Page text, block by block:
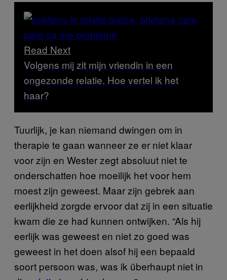
Read Next
Volgens mij zit mijn vriendin in een
ongezonde relatie. Hoe vertel ik het
haar?
Tuurlijk, je kan niemand dwingen om in
therapie te gaan wanneer ze er niet klaar
voor zijn en Wester zegt absoluut niet te
onderschatten hoe moeilijk het voor hem
moest zijn geweest. Maar zijn gebrek aan
eerlijkheid zorgde ervoor dat zij in een situatie
kwam die ze had kunnen ontwijken. “Als hij
eerlijk was geweest en niet zo goed was
geweest in het doen alsof hij een bepaald
soort persoon was, was ik überhaupt niet in